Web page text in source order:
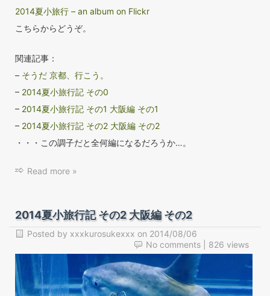
2014夏小旅行 – an album on Flickr
こちらからどうぞ。
関連記事：
– そうだ 京都、行こう。
– 2014夏小旅行記 その0
– 2014夏小旅行記 その1 大阪編 その1
– 2014夏小旅行記 その2 大阪編 その2
・・・この調子だと全何編になるだろうか…。
Read more »
2014夏小旅行記 その2 大阪編 その2
Posted by xxxkurosukexxx on 2014/08/06
No comments | 826 views